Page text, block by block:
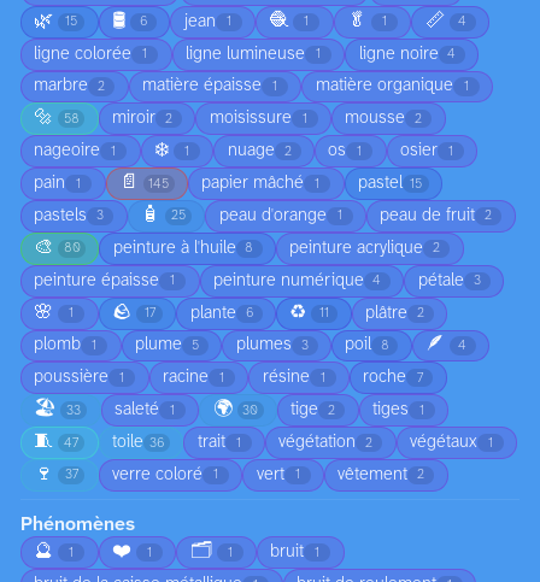
🌿 15 🛢️ 6 jean 1 🧶 1 🥬 1 📏 4
ligne colorée 1 ligne lumineuse 1 ligne noire 4
marbre 2 matière épaisse 1 matière organique 1
🔩 58 miroir 2 moisissure 1 mousse 2
nageoire 1 ❄️ 1 nuage 2 os 1 osier 1
pain 1 📄 145 papier mâché 1 pastel 15
pastels 3 🧴 25 peau d'orange 1 peau de fruit 2
🎨 80 peinture à l'huile 8 peinture acrylique 2
peinture épaisse 1 peinture numérique 4 pétale 3
🌸 1 🪨 17 plante 6 ♻️ 11 plâtre 2
plomb 1 plume 5 plumes 3 poil 8 🪶 4
poussière 1 racine 1 résine 1 roche 7
🏖️ 33 saleté 1 🌍 30 tige 2 tiges 1
🧵 47 toile 36 trait 1 végétation 2 végétaux 1
🍷 37 verre coloré 1 vert 1 vêtement 2
Phénomènes
🔮
1 ❤️ 1 🗂️ 1 bruit 1